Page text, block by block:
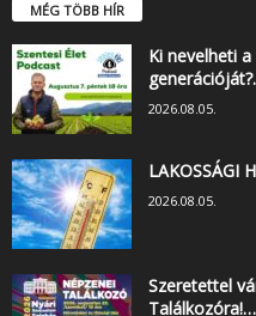
MÉG TÖBB HÍR
Ki nevelheti
2026.08.05.
LAKOSSÁGI
2026.08.05.
Szeretettel
Találkozóra!…